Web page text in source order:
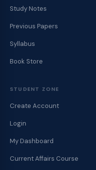
Study Notes
Previous Papers
Syllabus
Book Store
STUDENT ZONE
Create Account
Login
My Dashboard
Current Affairs Course